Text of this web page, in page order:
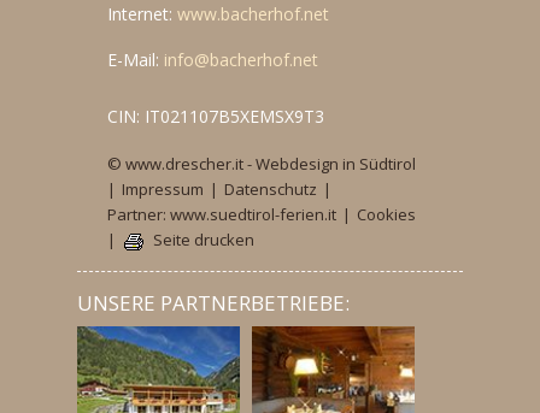
Internet: www.bacherhof.net
E-Mail: info@bacherhof.net
CIN: IT021107B5XEMSX9T3
© www.drescher.it - Webdesign in Südtirol
| Impressum | Datenschutz |
Partner: www.suedtirol-ferien.it | Cookies
|
Seite drucken
UNSERE PARTNERBETRIEBE: